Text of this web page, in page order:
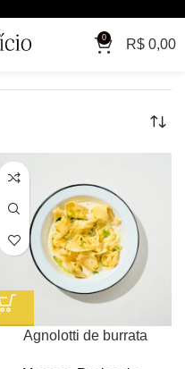
0 R$ 0,00
Agnolotti de burrata